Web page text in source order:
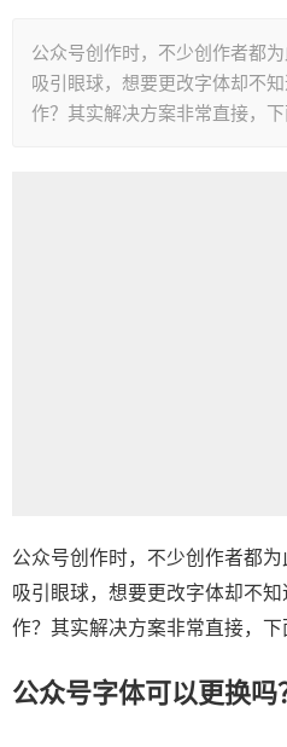
公众号创作时，不少创作者都
吸引眼球，想要更改字体却不
作？其实解决方案非常直接，下
公众号创作时，不少创作者都
吸引眼球，想要更改字体却不
作？其实解决方案非常直接，下
公众号字体可以更换吗